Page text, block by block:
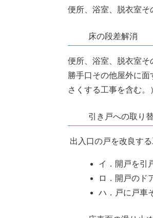
便所、浴室、脱衣室
床の段差解消
便所、浴室、脱衣室
勝手口その他屋外に
さくする工事を含む。
引き戸への取り
出入口の戸を改良す
イ．開戸を引
ロ．開戸のド
ハ．戸に戸車